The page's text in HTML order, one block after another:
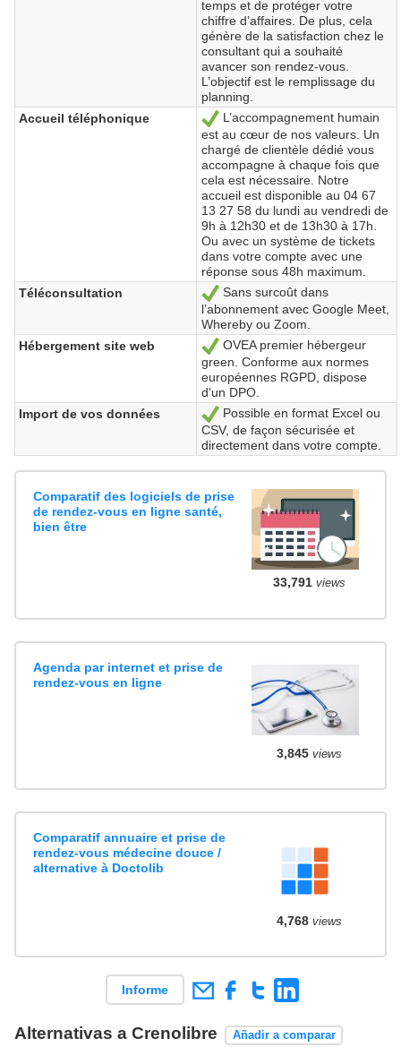
temps et de protéger votre
chiffre d’affaires. De plus, cela
génère de la satisfaction chez le
consultant qui a souhaité
avancer son rendez-vous.
L’objectif est le remplissage du
planning.
Accueil téléphonique
Sí
L’accompagnement humain
est au cœur de nos valeurs. Un
chargé de clientèle dédié vous
accompagne à chaque fois que
cela est nécessaire. Notre
accueil est disponible au 04 67
13 27 58 du lundi au vendredi de
9h à 12h30 et de 13h30 à 17h.
Ou avec un système de tickets
dans votre compte avec une
réponse sous 48h maximum.
Téléconsultation
Sí
Sans surcoût dans
l’abonnement avec Google Meet,
Whereby ou Zoom.
Hébergement site web
Sí
OVEA premier hébergeur
green. Conforme aux normes
européennes RGPD, dispose
d'un DPO.
Import de vos données
Sí
Possible en format Excel ou
CSV, de façon sécurisée et
directement dans votre compte.
Comparatif des logiciels de prise
de rendez-vous en ligne santé,
bien être
33,791views
Agenda par internet et prise de
rendez-vous en ligne
3,845views
Comparatif annuaire et prise de
rendez-vous médecine douce /
alternative à Doctolib
4,768views
Informe
Alternativas a Crenolibre Añadir a comparar